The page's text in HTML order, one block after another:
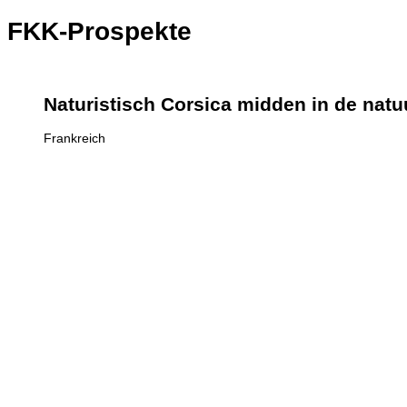
FKK-Prospekte
Naturistisch Corsica midden in de
Frankreich